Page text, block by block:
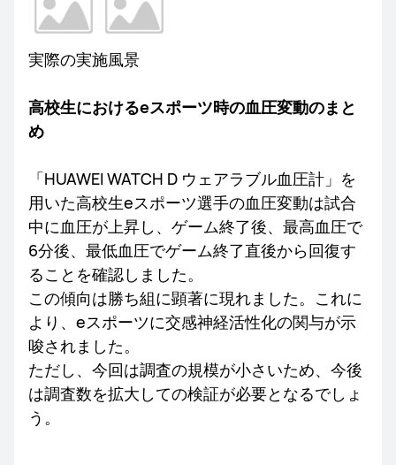
実際の実施風景
高校生におけるeスポーツ時の血圧変動のまと
め
「HUAWEI WATCH D ウェアラブル血圧計」を
用いた高校生eスポーツ選手の血圧変動は試合
中に血圧が上昇し、ゲーム終了後、最高血圧で
6分後、最低血圧でゲーム終了直後から回復す
ることを確認しました。
この傾向は勝ち組に顕著に現れました。これに
より、eスポーツに交感神経活性化の関与が示
唆されました。
ただし、今回は調査の規模が小さいため、今後
は調査数を拡大しての検証が必要となるでしょ
う。